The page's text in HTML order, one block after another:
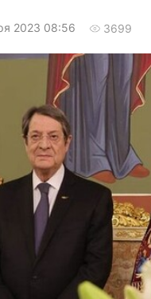
2023 08:56 3699